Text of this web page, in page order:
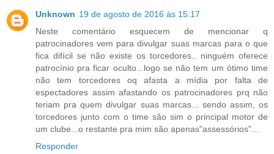
Unknown 19 de agosto de 2016 às 15:17
Neste comentário esquecem de mencionar q
patrocinadores vem para divulgar suas marcas para o que
fica difícil se não existe os torcedores.. ninguém oferece
patrocínio pra ficar oculto...logo se não tem um ótimo time
não tem torcedores oq afasta a mídia por falta de
espectadores assim afastando os patrocinadores prq não
teriam pra quem divulgar suas marcas... sendo assim, os
torcedores junto com o time são sim o principal motor de
um clube...o restante pra mim são apenas"assessórios"...
Responder